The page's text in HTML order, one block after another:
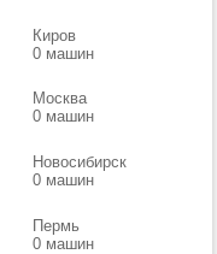
Киров
0 машин
Москва
0 машин
Новосибирск
0 машин
Пермь
0 машин